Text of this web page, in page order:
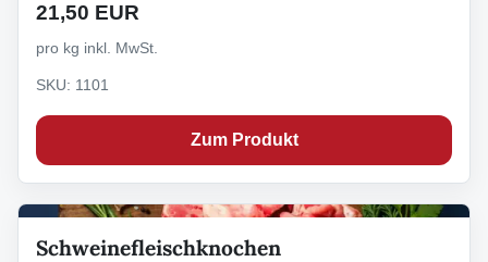
21,50 EUR
pro kg inkl. MwSt.
SKU: 1101
Zum Produkt
Schweinefleischknochen